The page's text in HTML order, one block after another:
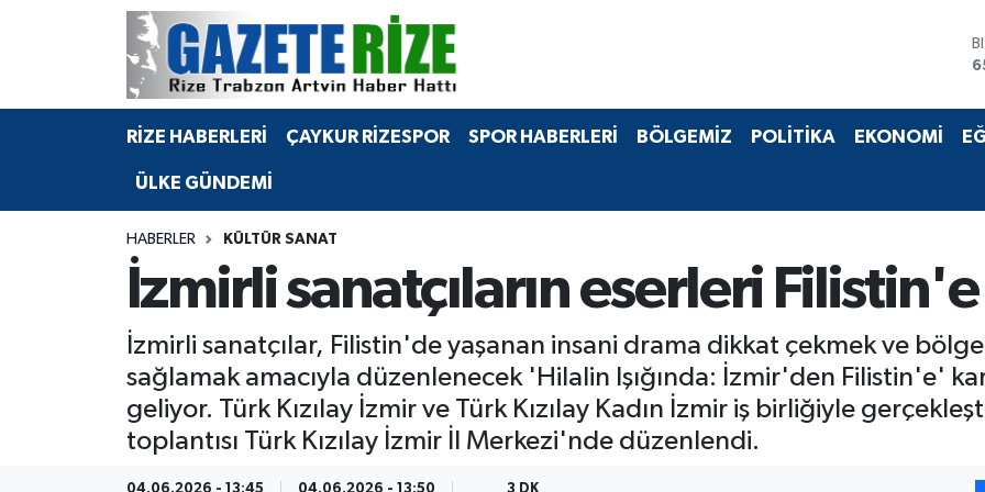
RİZE HABERLERİ ÇAYKUR RİZESPOR SPOR HABERLERİ BÖLGEMİZ POLİTİKA EKONOMİ
ÜLKE GÜNDEMİ
HABERLER KÜLTÜR SANAT
İzmirli sanatçıların eserleri
İzmirli sanatçılar, Filistin'de yaşanan insani drama dikkat çekmek ve
sağlamak amacıyla düzenlenecek 'Hilalin Işığında: İzmir'den Filistin'e'
geliyor. Türk Kızılay İzmir ve Türk Kızılay Kadın İzmir iş birliğiyle
toplantısı Türk Kızılay İzmir İl Merkezi'nde düzenlendi.
BÖLGEMİZ
Bilim Teknoloji
Advertising news
Merkez Nöbetçi Eczaneler
Merkez Hava Durumu
Merkez Trafik Yoğunluk Haritası
Tüm Manşetler
Son Dakika Haberleri
Haber Arşivi